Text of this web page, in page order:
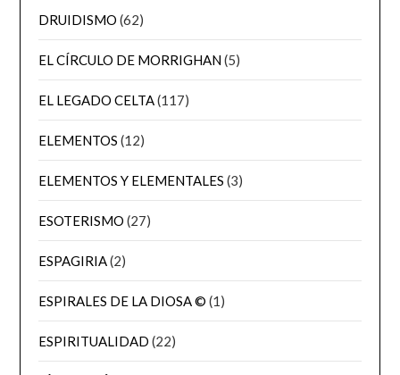
DRUIDISMO (62)
EL CÍRCULO DE MORRIGHAN(5)
EL LEGADO CELTA(117)
ELEMENTOS (12)
ELEMENTOS Y ELEMENTALES (3)
ESOTERISMO (27)
ESPAGIRIA(2)
ESPIRALES DE LA DIOSA © (1)
ESPIRITUALIDAD (22)